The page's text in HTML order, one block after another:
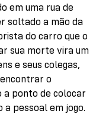
em uma rua de
soltado a mão da
do carro que o
sua morte vira um
e seus colegas,
o
a ponto de colocar
pessoal em jogo.